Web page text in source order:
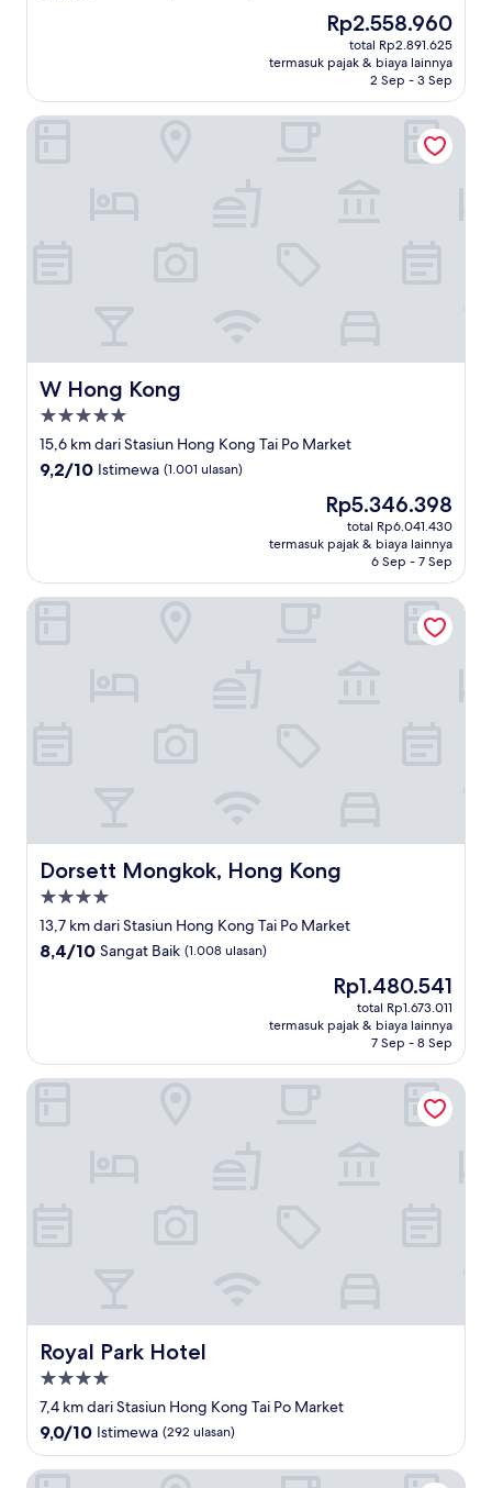
ulasan)
Harga
sekarang
Rp2.558.960
Rp2.558.960
total Rp2.891.625
termasuk pajak & biaya lainnya
2 Sep - 3 Sep
W Hong Kong
W Hong Kong
Properti
bintang
5.0
15,6 km dari Stasiun Hong Kong Tai Po Market
9.2
9,2/10 Istimewa (1.001 ulasan)
Harga
sekarang
Rp5.346.398
Rp5.346.398
total Rp6.041.430
termasuk pajak & biaya lainnya
6 Sep - 7 Sep
W Hong Kong
Dorsett Mongkok, Hong Kong
Dorsett Mongkok, Hong Kong
Properti
bintang
4.0
13,7 km dari Stasiun Hong Kong Tai Po Market
8.4
ulasan)
8,4/10 Sangat Baik (1.008 ulasan)
Harga
sekarang
Rp1.480.541
Rp1.480.541
total Rp1.673.011
termasuk pajak & biaya lainnya
7 Sep - 8 Sep
Dorsett Mongkok, Hong Kong
Royal Park Hotel
Royal Park Hotel
Properti
bintang
4.0
7,4 km dari Stasiun Hong Kong Tai Po Market
9.0
dari
10,
9,0/10 Istimewa (292 ulasan)
Royal Park Hotel
Hotel ICON